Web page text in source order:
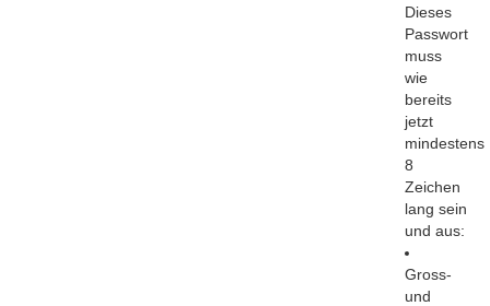
Dieses
Passwort
muss
wie
bereits
jetzt
mindestens
8
Zeichen
lang sein
und aus:
Gross-
und